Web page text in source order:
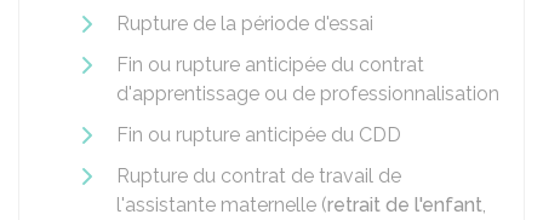
Rupture de la période d'essai
Fin ou rupture anticipée du contrat
d'apprentissage ou de professionnalisation
Fin ou rupture anticipée du CDD
Rupture du contrat de travail de
l'assistante maternelle (retrait de l'enfant,